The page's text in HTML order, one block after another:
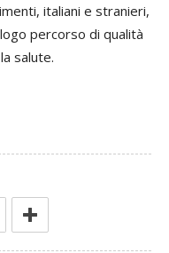
italiani e stranieri,
percorso di qualità
salute.